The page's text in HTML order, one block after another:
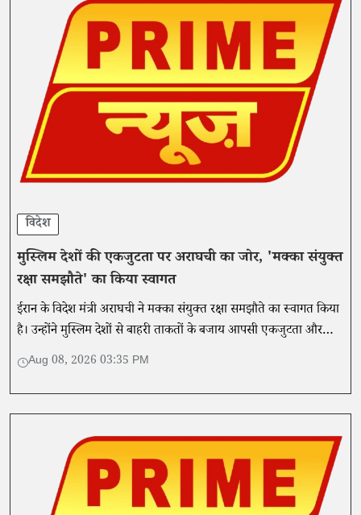
विदेश
मुस्लिम देशों की एकजुटता पर अराघची का जोर, 'मक्का संयुक्त
रक्षा समझौते' का किया स्वागत
ईरान के विदेश मंत्री अराघची ने मक्का संयुक्त रक्षा समझौते का स्वागत किया
है। उन्होंने मुस्लिम देशों से बाहरी ताकतों के बजाय आपसी एकजुटता और
आंतरिक शक्ति पर भरोसा करने की अपील की है।
Aug 08, 2026 03:35 PM